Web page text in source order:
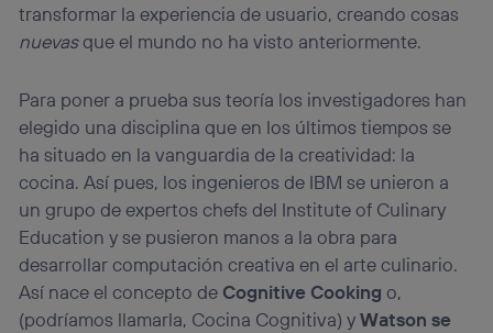
transformar la experiencia de usuario, creando cosas
nuevasque el mundo no ha visto anteriormente.
Para poner a prueba sus teoría los investigadores han
elegido una disciplina que en los últimos tiempos se
ha situado en la vanguardia de la creatividad: la
cocina. Así pues, los ingenieros de IBM se unieron a
un grupo de expertos chefs del Institute of Culinary
Education y se pusieron manos a la obra para
desarrollar computación creativa en el arte culinario.
Así nace el concepto de Cognitive Cooking o,
(podríamos llamarla, Cocina Cognitiva) yWatson se
Puedes gestionar los consentimientos Utiq seleccionando
“Administrar Utiq” en la parte inferior de esta página web o
visitando el portal de privacidad de Utiq
la política de privacidad de Utiq.